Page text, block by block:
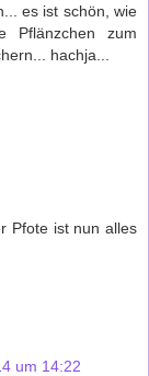
es ist schön, wie
Pflänzchen zum
hachja...
Pfote ist nun alles
um 14:22